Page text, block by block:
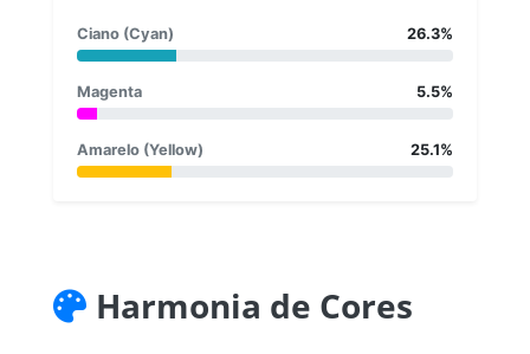
Ciano (Cyan) 26.3%
Magenta 5.5%
Amarelo (Yellow) 25.1%
Harmonia de Cores